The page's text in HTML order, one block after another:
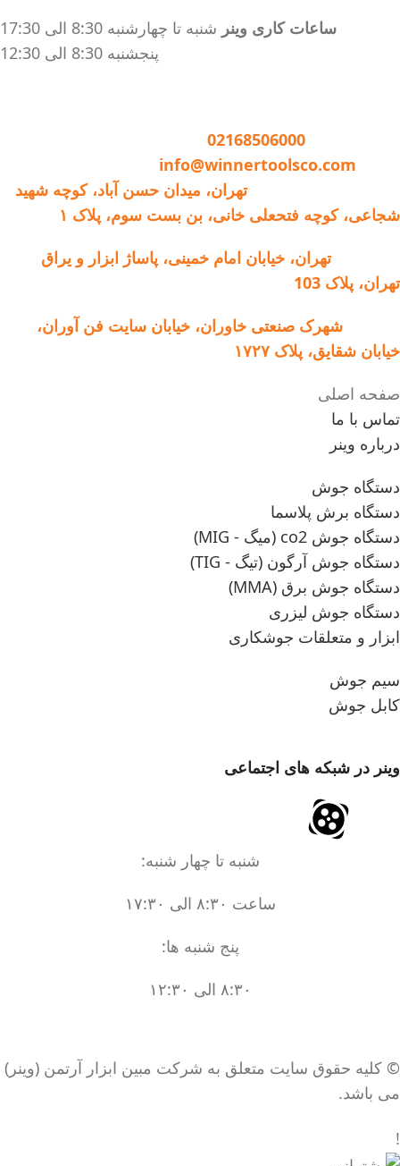
ساعات کاری وینر شنبه تا چهارشنبه 8:30 الی 17:30
پنجشنبه 8:30 الی 12:30
02168506000
info@winnertoolsco.com
تهران، میدان حسن آباد، کوچه شهید
شجاعی، کوچه فتحعلی خانی، بن بست سوم، پلاک ۱
تهران، خیابان امام خمینی، پاساژ ابزار و یراق
تهران، پلاک 103
شهرک صنعتی خاوران، خیابان سایت فن آوران،
خیابان شقایق، پلاک ۱۷۲۷
صفحه اصلی
تماس با ما
درباره وینر
دستگاه جوش
دستگاه برش پلاسما
دستگاه جوش co2 (میگ - MIG)
دستگاه جوش آرگون (تیگ - TIG)
دستگاه جوش برق (MMA)
دستگاه جوش لیزری
ابزار و متعلقات جوشکاری
سیم جوش
کابل جوش
وینر در شبکه های اجتماعی
شنبه تا چهار شنبه:
ساعت ۸:۳۰ الی ۱۷:۳۰
پنج شنبه ها:
۸:۳۰ الی ۱۲:۳۰
© کلیه حقوق سایت متعلق به شرکت مبین ابزار آرتمن (وینر)
می باشد.
!